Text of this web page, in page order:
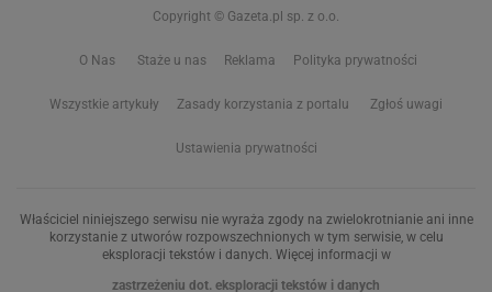
Copyright © Gazeta.pl sp. z o.o.
O Nas Staże u nas Reklama Polityka prywatności
Wszystkie artykuły Zasady korzystania z portalu Zgłoś uwagi
Ustawienia prywatności
Właściciel niniejszego serwisu nie wyraża zgody na zwielokrotnianie ani inne
korzystanie z utworów rozpowszechnionych w tym serwisie, w celu
eksploracji tekstów i danych. Więcej informacji w
zastrzeżeniu dot. eksploracji tekstów i danych